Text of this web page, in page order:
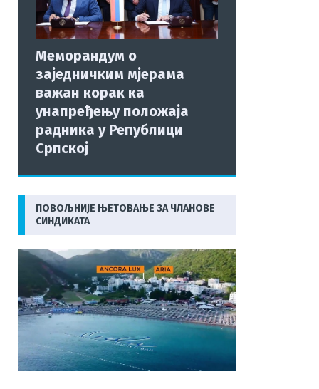
Меморандум о
заједничким мјерама
важан корак ка
унапређењу положаја
радника у Републици
Српској
ПОВОЉНИЈЕ ЊЕТОВАЊЕ ЗА ЧЛАНОВЕ
СИНДИКАТА